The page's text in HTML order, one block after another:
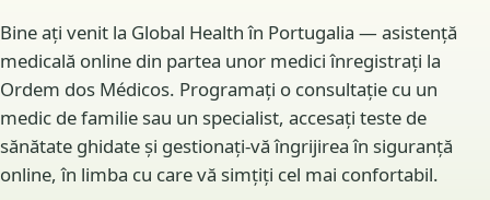
Bine ați venit la Global Health în Portugalia — asistență
medicală online din partea unor medici înregistrați la
Ordem dos Médicos. Programați o consultație cu un
medic de familie sau un specialist, accesați teste de
sănătate ghidate și gestionați-vă îngrijirea în siguranță
online, în limba cu care vă simțiți cel mai confortabil.